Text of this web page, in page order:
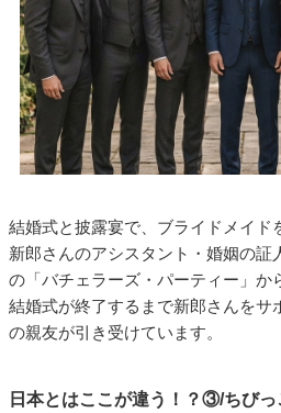
結婚式と披露宴で、ブライドメイド
新郎さんのアシスタント・婚姻の証
の「バチェラーズ・パーティー」か
結婚式が終了するまで新郎さんをサ
の親友が引き受けています。
日本とはここが違う！？③/ちび